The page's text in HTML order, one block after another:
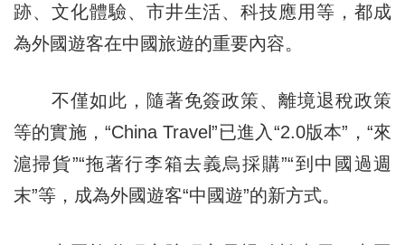
跡、文化體驗、市井生活、科技應用等，都成
為外國遊客在中國旅遊的重要內容。
不僅如此，隨著免簽政策、離境退稅政策
等的實施，“China Travel”已進入“2.0版本”，“來
滬掃貨”“拖著行李箱去義烏採購”“到中國過週
末”等，成為外國遊客“中國遊”的新方式。